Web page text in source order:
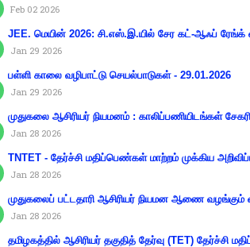
Feb 02 2026
JEE. மெயின் 2026: சி.எஸ்.இ.யில் சேர கட்-ஆஃப் ரேங்க்
Jan 29 2026
பள்ளி காலை வழிபாட்டு செயல்பாடுகள் - 29.01.2026
Jan 29 2026
முதுகலை ஆசிரியர் நியமனம் : காலிப்பணியிடங்கள்
Jan 28 2026
TNTET - தேர்ச்சி மதிப்பெண்கள் மாற்றம் முக்கிய
Jan 28 2026
முதுகலைப் பட்டதாரி ஆசிரியர் நியமன ஆணை வழங்கும்
Jan 28 2026
தமிழகத்தில் ஆசிரியர் தகுதித் தேர்வு (TET) தேர்ச்சி